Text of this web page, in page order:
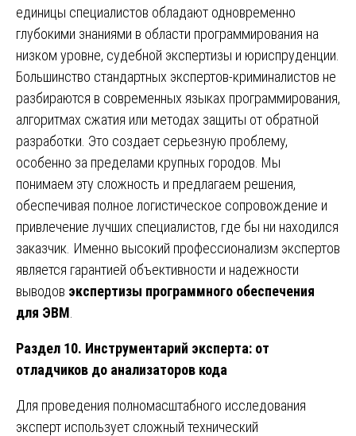
единицы специалистов обладают одновременно
глубокими знаниями в области программирования на
низком уровне, судебной экспертизы и юриспруденции.
Большинство стандартных экспертов-криминалистов не
разбираются в современных языках программирования,
алгоритмах сжатия или методах защиты от обратной
разработки. Это создает серьезную проблему,
особенно за пределами крупных городов. Мы
понимаем эту сложность и предлагаем решения,
обеспечивая полное логистическое сопровождение и
привлечение лучших специалистов, где бы ни находился
заказчик. Именно высокий профессионализм экспертов
является гарантией объективности и надежности
выводов экспертизы программного обеспечения
для ЭВМ
Раздел 10. Инструментарий эксперта: от
отладчиков до анализаторов кода
Для проведения полномасштабного исследования
эксперт использует сложный технический